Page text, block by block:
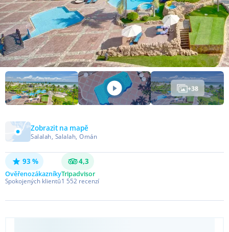
+38
Zobrazit na mapě
Salalah, Salalah, Omán
93 %
Ověřenozákazníky
Spokojených klientů
4,3
Tripadvisor
1 552 recenzí